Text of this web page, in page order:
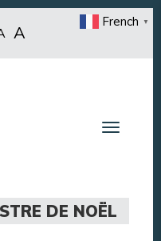
A
French ▼
Toggle
DE NOËL